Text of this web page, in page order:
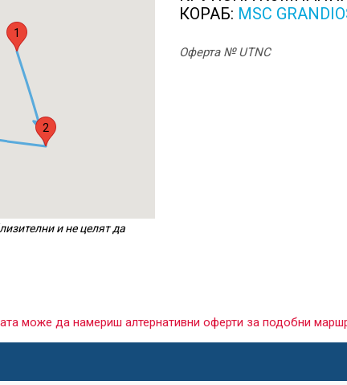
1
2
и не целят да
КОРАБ: MSC
Оферта № UTNC
може да намериш алтернативни оферти за подобни